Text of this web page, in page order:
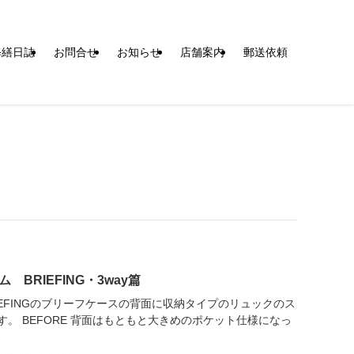
日誌 お問合せ お知らせ 店舗案内 郵送依頼
ム BRIEFING・3way篇
のブリーフケースの背面に収納タイプのリュックのス
。 BEFORE 背面はもともと大きめのポケット仕様になっ